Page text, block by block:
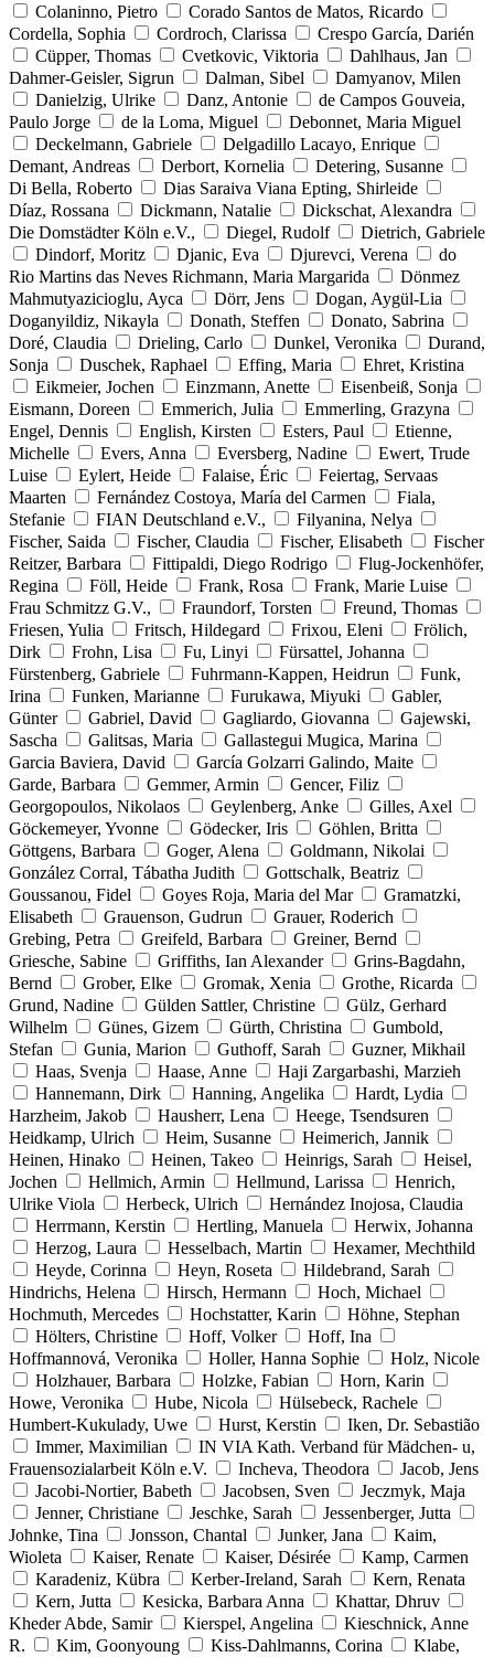
Colaninno, Pietro
Corado Santos de Matos, Ricardo
Cordella, Sophia
Cordroch, Clarissa
Crespo García, Darién
Cüpper, Thomas
Cvetkovic, Viktoria
Dahlhaus, Jan
Dahmer-Geisler, Sigrun
Dalman, Sibel
Damyanov, Milen
Danielzig, Ulrike
Danz, Antonie
de Campos Gouveia,
Paulo Jorge
de la Loma, Miguel
Debonnet, Maria Miguel
Deckelmann, Gabriele
Delgadillo Lacayo, Enrique
Demant, Andreas
Derbort, Kornelia
Detering, Susanne
Di Bella, Roberto
Dias Saraiva Viana Epting, Shirleide
Díaz, Rossana
Dickmann, Natalie
Dickschat, Alexandra
Die Domstädter Köln e.V.,
Diegel, Rudolf
Dietrich, Gabriele
Dindorf, Moritz
Djanic, Eva Djurevci, Verena
do
Rio Martins das Neves Richmann, Maria Margarida
Dönmez
Mahmutyazicioglu, Ayca
Dörr, Jens
Dogan, Aygül-Lia
Doganyildiz, Nikayla
Donath, Steffen
Donato, Sabrina
Doré, Claudia
Drieling, Carlo Dunkel, Veronika
Durand,
Sonja
Duschek, Raphael Effing, Maria
Ehret, Kristina
Eikmeier, Jochen
Einzmann, Anette
Eisenbeiß, Sonja
Eismann, Doreen
Emmerich, Julia
Emmerling, Grazyna
Engel, Dennis
English, Kirsten Esters, Paul
Etienne,
Michelle
Evers, Anna Eversberg, Nadine
Ewert, Trude
Luise
Eylert, Heide Falaise, Éric
Feiertag, Servaas
Maarten
Fernández Costoya, María del Carmen
Fiala,
Stefanie
FIAN Deutschland e.V.,
Filyanina, Nelya
Fischer, Saida
Fischer, Claudia Fischer, Elisabeth
Fischer
Reitzer, Barbara
Fittipaldi, Diego Rodrigo
Flug-Jockenhöfer,
Regina
Föll, Heide Frank, Rosa
Frank, Marie Luise
Frau Schmitzz G.V.,
Fraundorf, Torsten
Freund, Thomas
Friesen, Yulia
Fritsch, Hildegard Frixou, Eleni
Frölich,
Dirk
Frohn, Lisa Fu, Linyi
Fürsattel, Johanna
Fürstenberg, Gabriele
Fuhrmann-Kappen, Heidrun
Funk,
Irina
Funken, Marianne Furukawa, Miyuki
Gabler,
Günter
Gabriel, David Gagliardo, Giovanna
Gajewski,
Sascha
Galitsas, Maria
Gallastegui Mugica, Marina
Garcia Baviera, David
García Golzarri Galindo, Maite
Garde, Barbara
Gemmer, Armin
Gencer, Filiz
Georgopoulos, Nikolaos
Geylenberg, Anke
Gilles, Axel
Göckemeyer, Yvonne
Gödecker, Iris
Göhlen, Britta
Göttgens, Barbara
Goger, Alena
Goldmann, Nikolai
González Corral, Tábatha Judith
Gottschalk, Beatriz
Goussanou, Fidel
Goyes Roja, Maria del Mar
Gramatzki,
Elisabeth
Grauenson, Gudrun
Grauer, Roderich
Grebing, Petra
Greifeld, Barbara
Greiner, Bernd
Griesche, Sabine
Griffiths, Ian Alexander
Grins-Bagdahn,
Bernd
Grober, Elke Gromak, Xenia
Grothe, Ricarda
Grund, Nadine
Gülden Sattler, Christine
Gülz, Gerhard
Wilhelm
Günes, Gizem Gürth, Christina
Gumbold,
Stefan
Gunia, Marion Guthoff, Sarah
Guzner, Mikhail
Haas, Svenja
Haase, Anne
Haji Zargarbashi, Marzieh
Hannemann, Dirk
Hanning, Angelika
Hardt, Lydia
Harzheim, Jakob
Hausherr, Lena
Heege, Tsendsuren
Heidkamp, Ulrich
Heim, Susanne
Heimerich, Jannik
Heinen, Hinako
Heinen, Takeo Heinrigs, Sarah
Heisel,
Jochen
Hellmich, Armin Hellmund, Larissa
Henrich,
Ulrike Viola
Herbeck, Ulrich
Hernández Inojosa, Claudia
Herrmann, Kerstin
Hertling, Manuela
Herwix, Johanna
Herzog, Laura
Hesselbach, Martin
Hexamer, Mechthild
Heyde, Corinna
Heyn, Roseta
Hildebrand, Sarah
Hindrichs, Helena
Hirsch, Hermann
Hoch, Michael
Hochmuth, Mercedes
Hochstatter, Karin
Höhne, Stephan
Hölters, Christine
Hoff, Volker
Hoff, Ina
Hoffmannová, Veronika
Holler, Hanna Sophie
Holz, Nicole
Holzhauer, Barbara
Holzke, Fabian
Horn, Karin
Howe, Veronika
Hube, Nicola
Hülsebeck, Rachele
Humbert-Kukulady, Uwe
Hurst, Kerstin
Iken, Dr. Sebastião
Immer, Maximilian
IN VIA Kath. Verband für Mädchen- u,
Frauensozialarbeit Köln e.V.
Incheva, Theodora
Jacob, Jens
Jacobi-Nortier, Babeth
Jacobsen, Sven
Jeczmyk, Maja
Jenner, Christiane
Jeschke, Sarah
Jessenberger, Jutta
Johnke, Tina
Jonsson, Chantal Junker, Jana
Kaim,
Wioleta
Kaiser, Renate Kaiser, Désirée
Kamp, Carmen
Karadeniz, Kübra
Kerber-Ireland, Sarah
Kern, Renata
Kern, Jutta
Kesicka, Barbara Anna
Khattar, Dhruv
Kheder Abde, Samir
Kierspel, Angelina
Kieschnick, Anne
R.
Kim, Goonyoung Kiss-Dahlmanns, Corina Klabe,